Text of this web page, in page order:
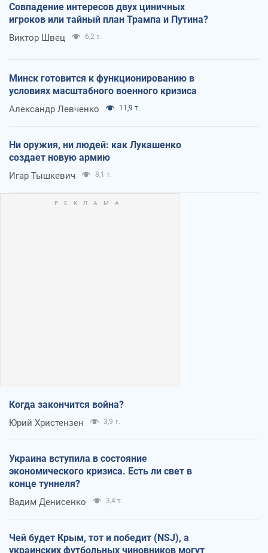
Совпадение интересов двух циничных
игроков или тайный план Трампа и Путина?
Виктор Швец 6,2 т.
Минск готовится к функционированию в
условиях масштабного военного кризиса
Александр Левченко 11,9 т.
Ни оружия, ни людей: как Лукашенко
создает новую армию
Игар Тышкевич 8,1 т.
Когда закончится война?
Юрий Христензен 3,9 т.
Украина вступила в состояние
экономического кризиса. Есть ли свет в
конце туннеля?
Вадим Денисенко 3,4 т.
Чей будет Крым, тот и победит (NSJ), а
украинских футбольных чиновников могут